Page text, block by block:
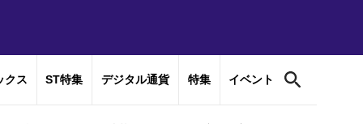
クス ST特集 デジタル通貨 特集 イベント